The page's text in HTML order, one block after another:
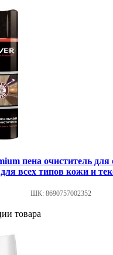
пена очиститель для
всех типов кожи и
ШК: 8690757002352
товара